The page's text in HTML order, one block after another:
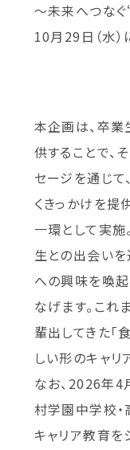
〜未来へつなぐ
10月29日（水）
本企画は、卒
供することで、
セージを通じて
くきっかけを提
一環として実
生との出会い
への興味を喚
なげます。これ
輩出してきた「
しい形のキャリ
なお、2026年4
村学園中学校・
キャリア教育を